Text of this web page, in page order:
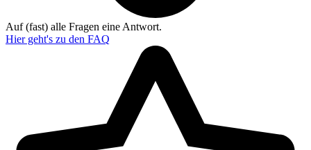
Auf (fast) alle Fragen eine Antwort.
Hier geht's zu den FAQ